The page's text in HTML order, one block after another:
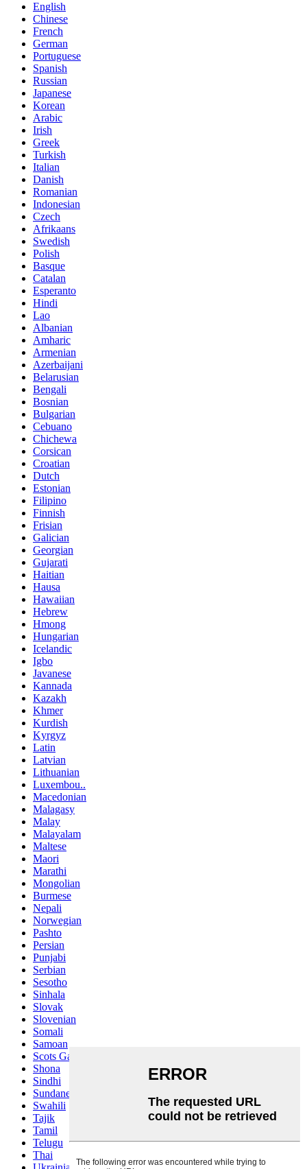
English
Chinese
French
German
Portuguese
Spanish
Russian
Japanese
Korean
Arabic
Irish
Greek
Turkish
Italian
Danish
Romanian
Indonesian
Czech
Afrikaans
Swedish
Polish
Basque
Catalan
Esperanto
Hindi
Lao
Albanian
Amharic
Armenian
Azerbaijani
Belarusian
Bengali
Bosnian
Bulgarian
Cebuano
Chichewa
Corsican
Croatian
Dutch
Estonian
Filipino
Finnish
Frisian
Galician
Georgian
Gujarati
Haitian
Hausa
Hawaiian
Hebrew
Hmong
Hungarian
Icelandic
Igbo
Javanese
Kannada
Kazakh
Khmer
Kurdish
Kyrgyz
Latin
Latvian
Lithuanian
Luxembou..
Macedonian
Malagasy
Malay
Malayalam
Maltese
Maori
Marathi
Mongolian
Burmese
Nepali
Norwegian
Pashto
Persian
Punjabi
Serbian
Sesotho
Sinhala
Slovak
Slovenian
Somali
Samoan
Scots Gaelic
Shona
Sindhi
Sundanese
Swahili
Tajik
Tamil
Telugu
Thai